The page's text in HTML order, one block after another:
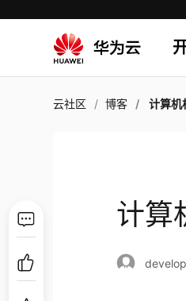
云社区 博客 计算机
计算